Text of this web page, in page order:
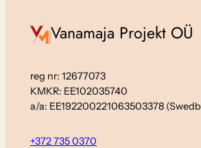
Vanamaja Projekt OÜ
reg nr: 12677073
KMKR: EE102035740
a/a: EE192200221063503378
+372 735 0370